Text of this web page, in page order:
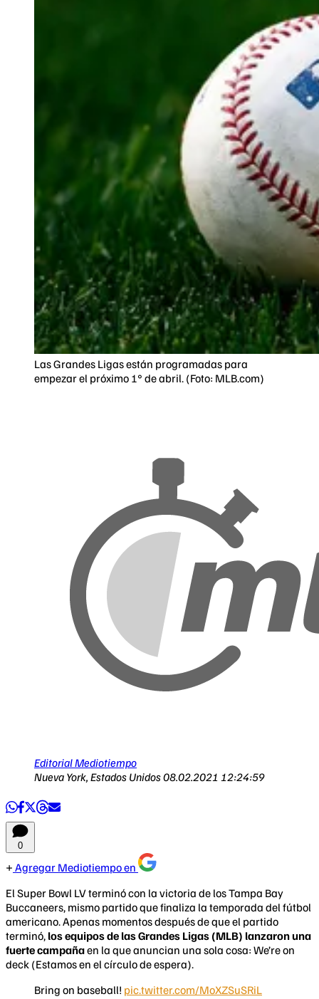
Las Grandes Ligas están programadas para
empezar el próximo 1° de abril. (Foto: MLB.com)
Editorial Mediotiempo
Nueva York, Estados Unidos08.02.2021 12:24:59
0
Agregar Mediotiempo en
El Super Bowl LV terminó con la victoria de los Tampa Bay
Buccaneers, mismo partido que finaliza la temporada del fútbol
americano. Apenas momentos después de que el partido
terminó, los equipos de las Grandes Ligas (MLB) lanzaron una
fuerte campañaen la que anuncian una sola cosa: We’re on
deck (Estamos en el círculo de espera).
Bring on baseball! pic.twitter.com/MoXZSuSRiL